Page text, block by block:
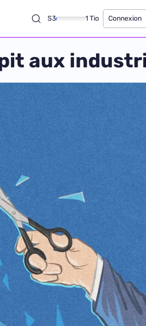
S3 1 Tio Connexion
aux